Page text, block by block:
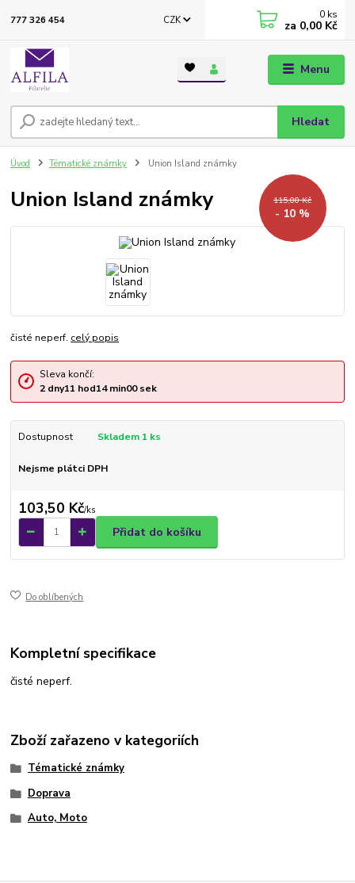
Menu
CZK
Hledat
777 326 454 0 ks
za 0,00 Kč
Úvod Tématické známky Union Island známky
Union Island známky 115,00 Kč
- 10 %
čisté neperf. celý popis
Sleva končí:
2 dny11 hod13min59sek
Dostupnost Skladem 1 ks
Nejsme plátci DPH
103,50 Kč/ks
Přidat do košíku
Do oblíbených
Kompletní specifikace
čisté neperf.
Zboží zařazeno v kategoriích
Tématické známky
Doprava
Auto, Moto